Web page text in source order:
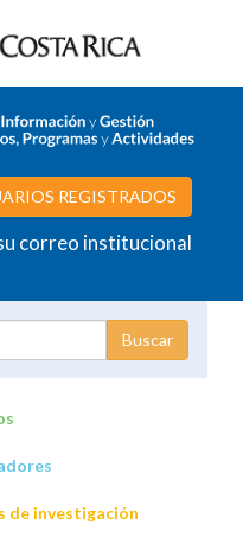
REGISTRADOS
correo institucional
de investigación